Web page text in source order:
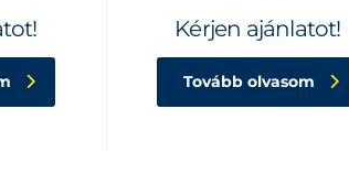
Kérjen ajánlatot!
Tovább olvasom